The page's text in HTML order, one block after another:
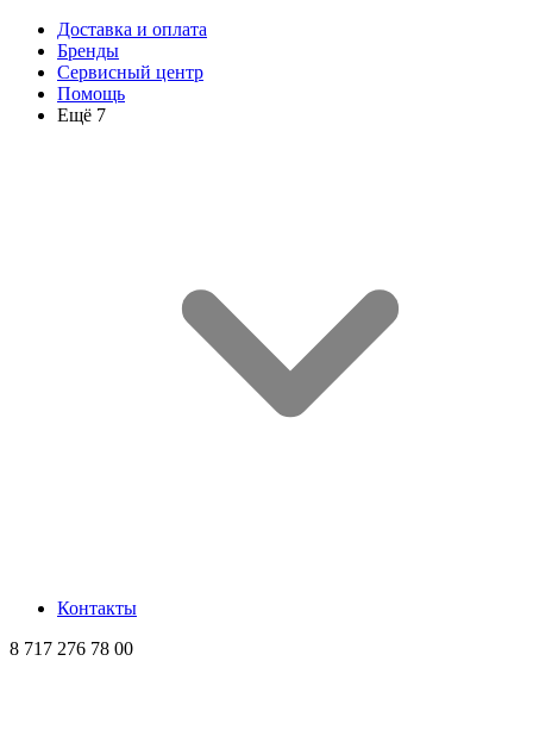
Доставка и оплата
Бренды
Сервисный центр
Помощь
Ещё 7
Контакты
8 717 276 78 00